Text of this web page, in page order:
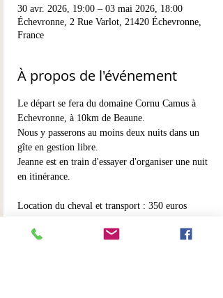
30 avr. 2026, 19:00 – 03 mai 2026, 18:00
Échevronne, 2 Rue Varlot, 21420 Échevronne,
France
À propos de l'événement
Le départ se fera du domaine Cornu Camus à
Echevronne, à 10km de Beaune.
Nous y passerons au moins deux nuits dans un
gîte en gestion libre.
Jeanne est en train d'essayer d'organiser une nuit
en itinérance.
Location du cheval et transport : 350 euros
gestion libre